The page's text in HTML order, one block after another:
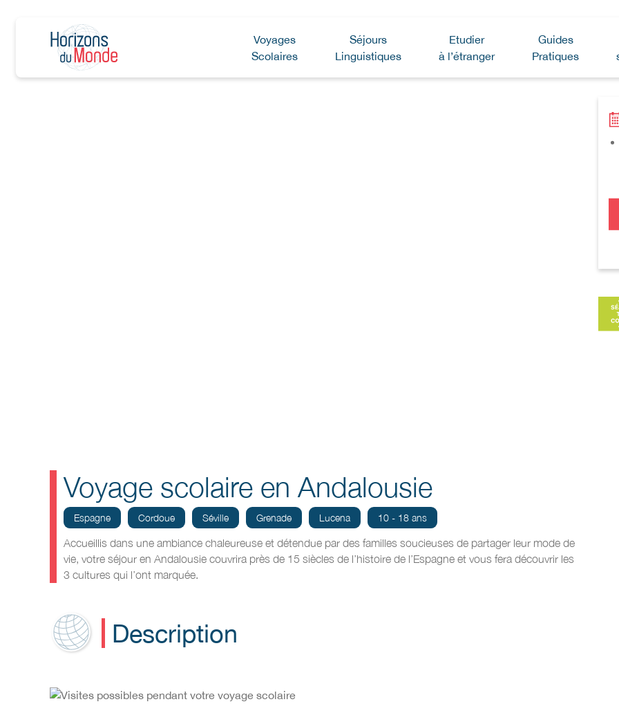
Voyages
Scolaires
Séjours
Linguistiques
Etudier
à l’étranger
Guides
Pratiques
Voyage scolaire en Andalousie
Espagne Cordoue Séville Grenade Lucena 10 - 18 ans
Accueillis dans une ambiance chaleureuse et détendue par des familles soucieuses de partager leur mode de
vie, votre séjour en Andalousie couvrira près de 15 siècles de l’histoire de l’Espagne et vous fera découvrir les
3 cultures qui l’ont marquée.
Description